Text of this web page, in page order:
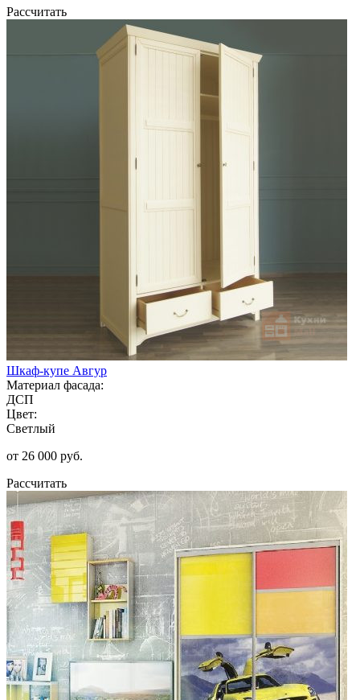
Рассчитать
Шкаф-купе Авгур
Материал фасада:
ДСП
Цвет:
Светлый
от 26 000 руб.
Рассчитать